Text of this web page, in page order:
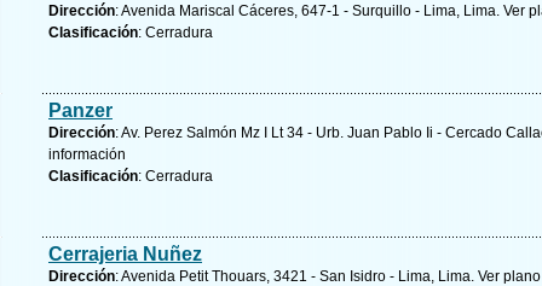
Dirección: Avenida Mariscal Cáceres, 647-1 - Surquillo - Lima, Lima. Ver
Clasificación: Cerradura
Panzer
Dirección: Av. Perez Salmón Mz I Lt 34 - Urb. Juan Pablo Ii - Cercado
información
Clasificación: Cerradura
Cerrajeria Nuñez
Dirección: Avenida Petit Thouars, 3421 - San Isidro - Lima, Lima. Ver